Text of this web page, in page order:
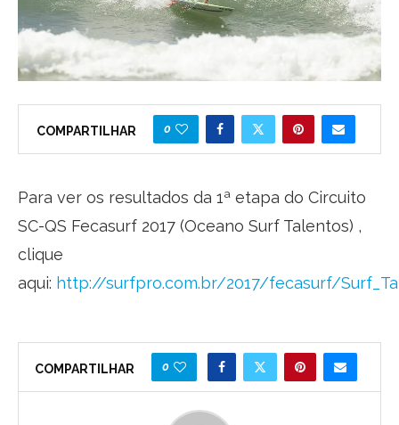
COMPARTILHAR 0
Para ver os resultados da 1ª etapa do Circuito
SC-QS Fecasurf 2017 (Oceano Surf Talentos) ,
clique
aqui: http://surfpro.com.br/2017/fecasurf/
COMPARTILHAR 0